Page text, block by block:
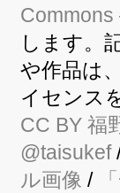
します。
や作品は
イセンス
CC BY 福
@taisukef
ル画像 /